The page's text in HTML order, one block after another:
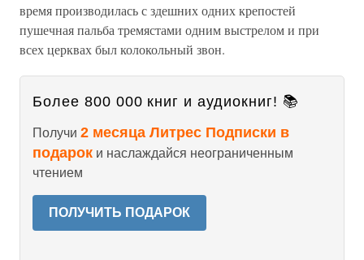
время производилась с здешних одних крепостей
пушечная пальба тремястами одним выстрелом и при
всех церквах был колокольный звон.
Более 800 000 книг и аудиокниг! 📚
Получи 2 месяца Литрес Подписки в
подарок и наслаждайся неограниченным
чтением
ПОЛУЧИТЬ ПОДАРОК